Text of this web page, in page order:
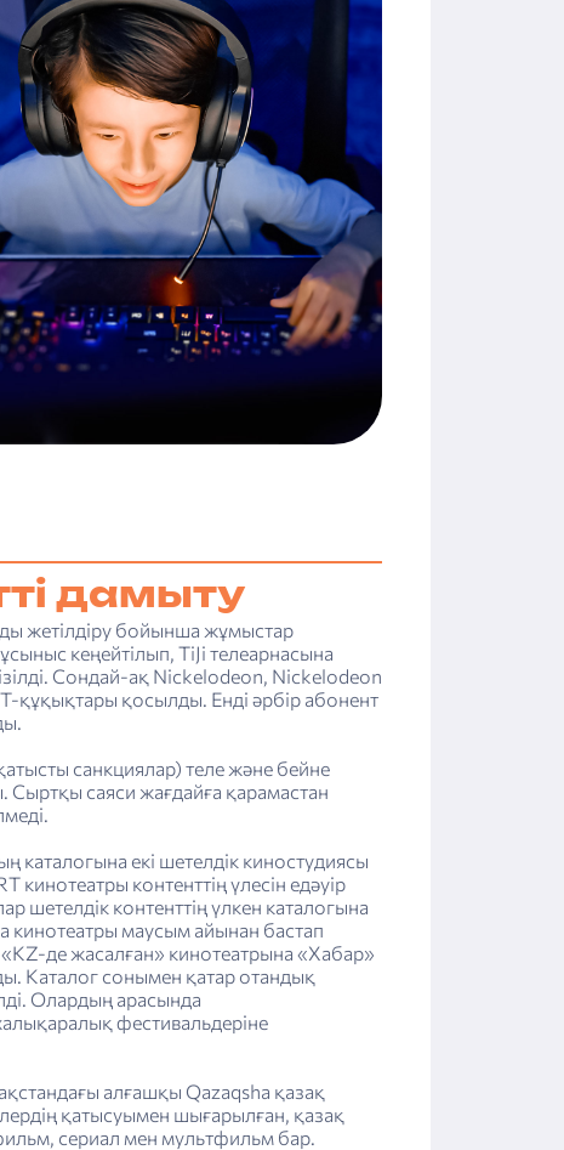
дамыту
жетілдіру бойынша жұмыстар
кеңейтілып, TiJi телеарнасына
Сондай-ақ Nickelodeon, Nickelodeon
құқықтары қосылды. Енді әрбір абонент
санкциялар) теле және бейне
Сыртқы саяси жағдайға қарамастан
каталогына екі шетелдік киностудиясы
контенттің үлесін едәуір
шетелдік контенттің үлкен каталогына
кинотеатры маусым айынан бастап
де жасалған» кинотеатрына «Хабар»
Каталог сонымен қатар отандық
Олардың арасында
фестивальдеріне
алғашқы Qazaqsha қазақ
қатысуымен шығарылған, қазақ
сериал мен мультфильм бар.